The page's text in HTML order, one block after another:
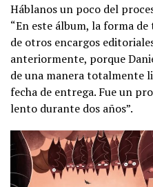
Háblanos un poco del
“En este álbum, la forma
de otros encargos
anteriormente, porque
de una manera totalmente
fecha de entrega. Fue un
lento durante dos años”.